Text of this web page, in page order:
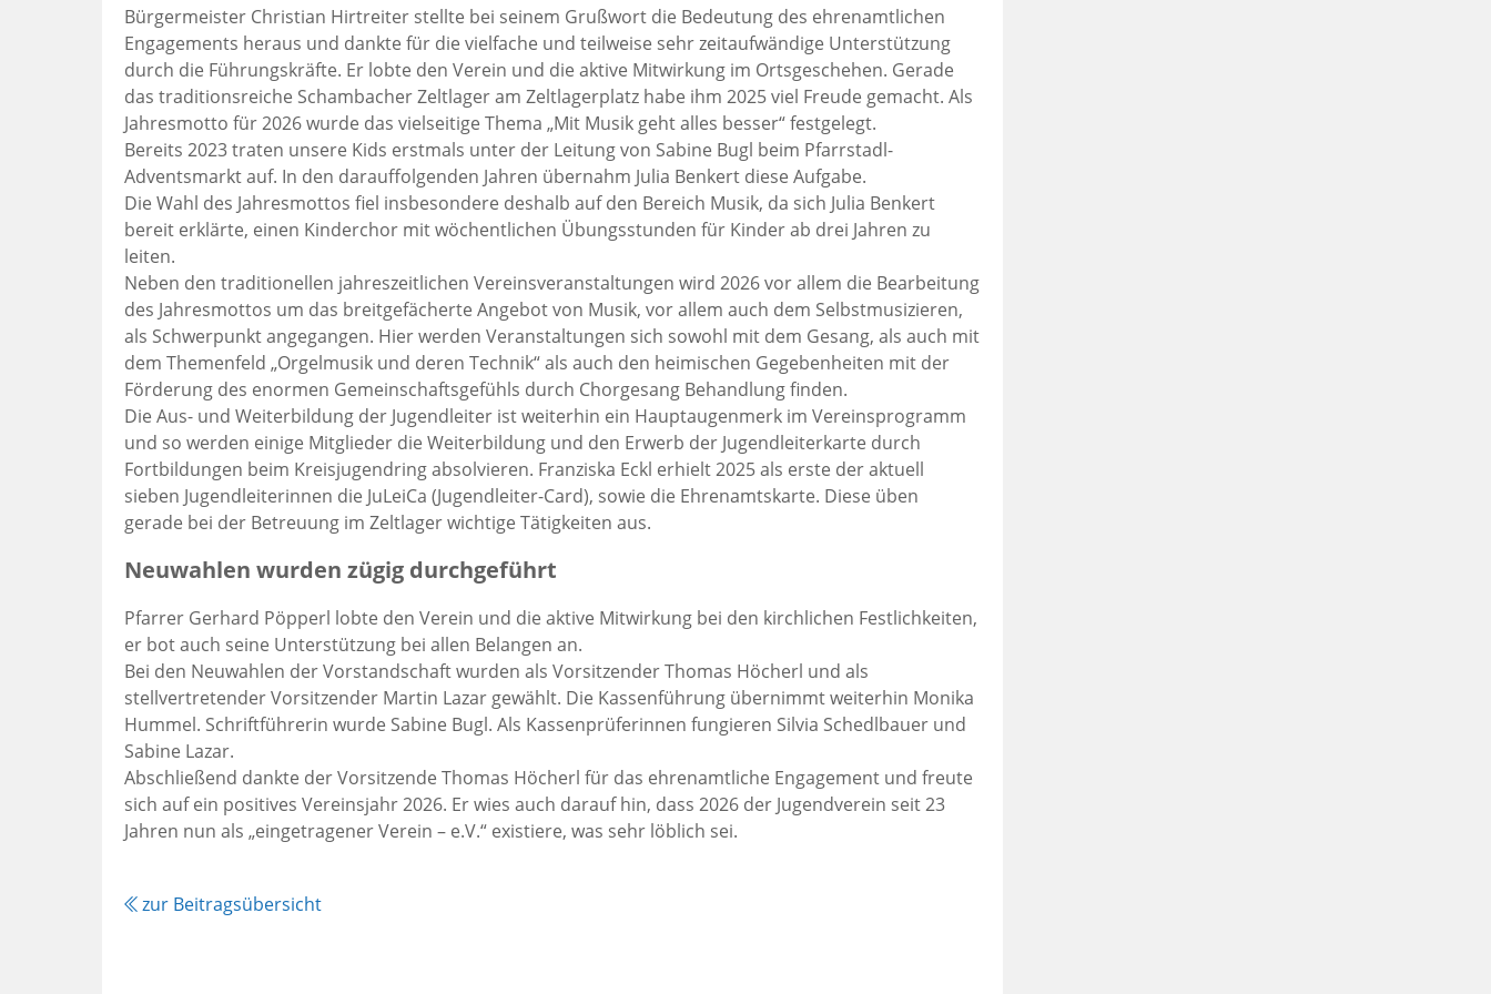
Bürgermeister Christian Hirtreiter stellte bei seinem Grußwort die Bedeutung des ehrenamtlichen
Engagements heraus und dankte für die vielfache und teilweise sehr zeitaufwändige Unterstützung
durch die Führungskräfte. Er lobte den Verein und die aktive Mitwirkung im Ortsgeschehen. Gerade
das traditionsreiche Schambacher Zeltlager am Zeltlagerplatz habe ihm 2025 viel Freude gemacht. Als
Jahresmotto für 2026 wurde das vielseitige Thema „Mit Musik geht alles besser“ festgelegt.
Bereits 2023 traten unsere Kids erstmals unter der Leitung von Sabine Bugl beim Pfarrstadl-
Adventsmarkt auf. In den darauffolgenden Jahren übernahm Julia Benkert diese Aufgabe.
Die Wahl des Jahresmottos fiel insbesondere deshalb auf den Bereich Musik, da sich Julia Benkert
bereit erklärte, einen Kinderchor mit wöchentlichen Übungsstunden für Kinder ab drei Jahren zu
leiten.
Neben den traditionellen jahreszeitlichen Vereinsveranstaltungen wird 2026 vor allem die Bearbeitung
des Jahresmottos um das breitgefächerte Angebot von Musik, vor allem auch dem Selbstmusizieren,
als Schwerpunkt angegangen. Hier werden Veranstaltungen sich sowohl mit dem Gesang, als auch mit
dem Themenfeld „Orgelmusik und deren Technik“ als auch den heimischen Gegebenheiten mit der
Förderung des enormen Gemeinschaftsgefühls durch Chorgesang Behandlung finden.
Die Aus- und Weiterbildung der Jugendleiter ist weiterhin ein Hauptaugenmerk im Vereinsprogramm
und so werden einige Mitglieder die Weiterbildung und den Erwerb der Jugendleiterkarte durch
Fortbildungen beim Kreisjugendring absolvieren. Franziska Eckl erhielt 2025 als erste der aktuell
sieben Jugendleiterinnen die JuLeiCa (Jugendleiter-Card), sowie die Ehrenamtskarte. Diese üben
gerade bei der Betreuung im Zeltlager wichtige Tätigkeiten aus.
Neuwahlen wurden zügig durchgeführt
Pfarrer Gerhard Pöpperl lobte den Verein und die aktive Mitwirkung bei den kirchlichen Festlichkeiten,
er bot auch seine Unterstützung bei allen Belangen an.
Bei den Neuwahlen der Vorstandschaft wurden als Vorsitzender Thomas Höcherl und als
stellvertretender Vorsitzender Martin Lazar gewählt. Die Kassenführung übernimmt weiterhin Monika
Hummel. Schriftführerin wurde Sabine Bugl. Als Kassenprüferinnen fungieren Silvia Schedlbauer und
Sabine Lazar.
Abschließend dankte der Vorsitzende Thomas Höcherl für das ehrenamtliche Engagement und freute
sich auf ein positives Vereinsjahr 2026. Er wies auch darauf hin, dass 2026 der Jugendverein seit 23
Jahren nun als „eingetragener Verein – e.V.“ existiere, was sehr löblich sei.
zur Beitragsübersicht